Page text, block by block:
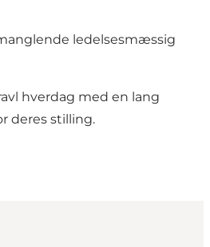
ledelsesmæssig
hverdag med en lang
deres stilling.